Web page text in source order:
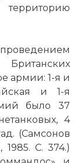
армии: 1-я и
и 1-я
было 37
4
(Самсонов
С. 374.)